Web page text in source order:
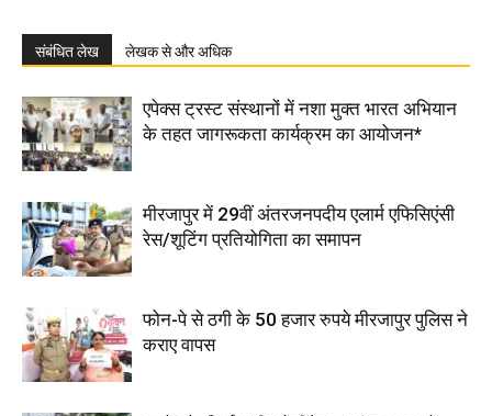
संबंधित लेख लेखक से और अधिक
एपेक्स ट्रस्ट संस्थानों में नशा मुक्त भारत अभियान
के तहत जागरूकता कार्यक्रम का आयोजन*
मीरजापुर में 29वीं अंतरजनपदीय एलार्म एफिसिएंसी
रेस/शूटिंग प्रतियोगिता का समापन
फोन-पे से ठगी के 50 हजार रुपये मीरजापुर पुलिस ने
कराए वापस